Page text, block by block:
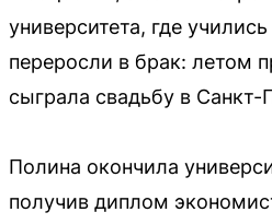
университета, где
переросли в брак: летом
сыграла свадьбу в Санкт-
Полина окончила
получив диплом